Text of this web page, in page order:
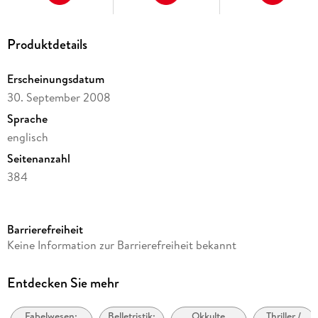
Produktdetails
Erscheinungsdatum
30. September 2008
Sprache
englisch
Seitenanzahl
384
Autor/Autorin
Verlag/Hersteller
Barrierefreiheit
Keine Information zur Barrierefreiheit bekannt
Entdecken Sie mehr